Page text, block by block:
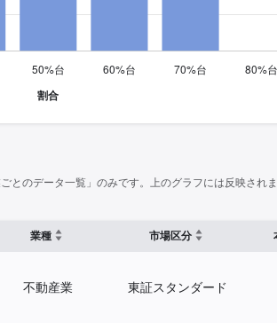
とのデータ一覧」のみです。上のグラフには反映されま
業種 市場区分
不動産業 東証スタンダード